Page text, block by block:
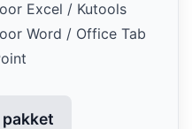
Excel / Kutools
Word / Office Tab